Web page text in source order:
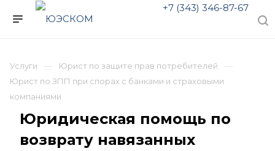
+7 (343) 346-87-67
Услуги
Юрист по защите прав потребителей
Юрист по ЗПП при спорах с банками и страховыми
компаниями
Юридическая помощь по
возврату навязанных